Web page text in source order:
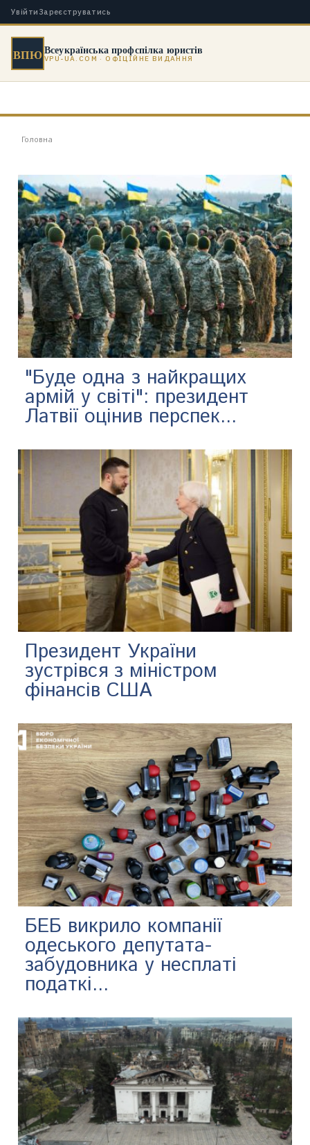
Увійти Зареєструватись
ВПЮВсеукраїнська профспілка юристів
VPU-UA.COM · ОФІЦІЙНЕ ВИДАННЯ
Головна
"Буде одна з найкращих
армій у світі": президент
Латвії оцінив перспек...
Президент України
зустрівся з міністром
фінансів США
БЕБ викрило компанії
одеського депутата-
забудовника у несплаті
податкі...